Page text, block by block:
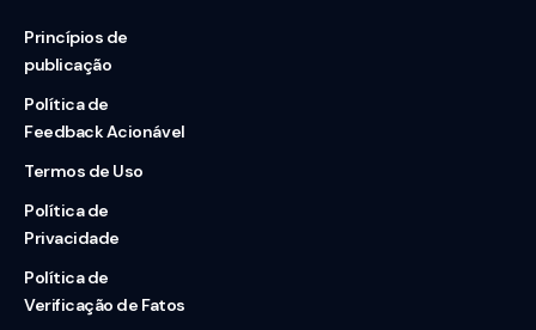
Princípios de
publicação
Política de
Feedback Acionável
Termos de Uso
Política de
Privacidade
Política de
Verificação de Fatos